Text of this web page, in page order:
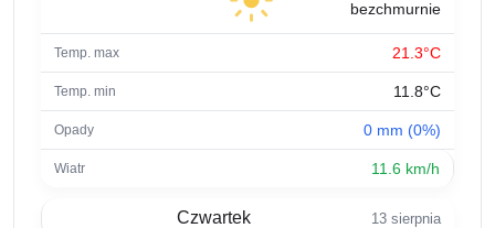
bezchmurnie
21.3°C
11.8°C
0 mm (0%)
11.6 km/h
Czwartek 13 sierpnia